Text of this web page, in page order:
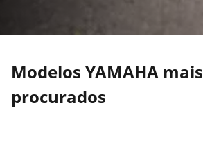
Modelos YAMAHA mais
procurados